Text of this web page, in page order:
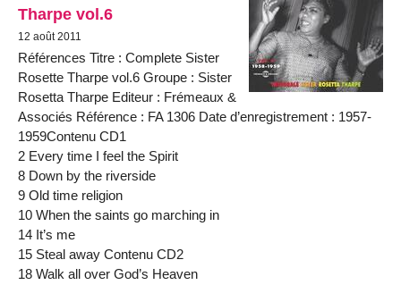
Tharpe vol.6
12 août 2011
Références Titre : Complete Sister
Rosette Tharpe vol.6 Groupe : Sister
Rosetta Tharpe Editeur : Frémeaux &
Associés Référence : FA 1306 Date d’enregistrement : 1957-
1959Contenu CD1
2 Every time I feel the Spirit
8 Down by the riverside
9 Old time religion
10 When the saints go marching in
14 It’s me
15 Steal away Contenu CD2
18 Walk all over God’s Heaven